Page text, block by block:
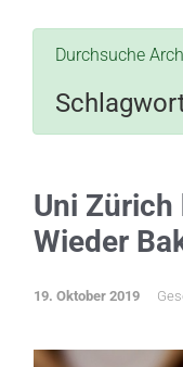
Durchsuche
Uni Zürich
Wieder
19. Oktober 2019